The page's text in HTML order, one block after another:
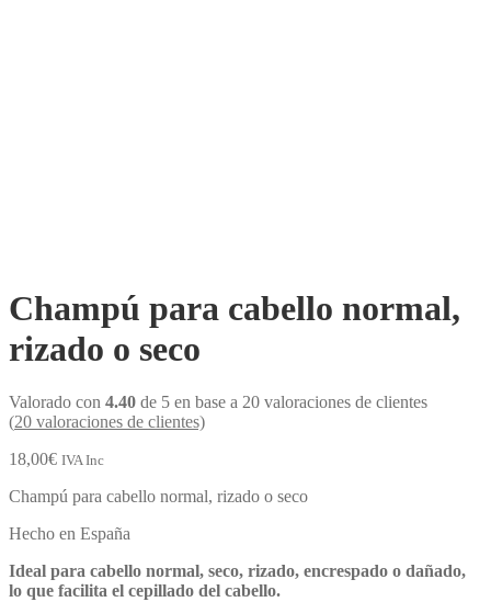
Champú para cabello normal,
rizado o seco
Valorado con 4.40 de 5 en base a 20 valoraciones de clientes
(20 valoraciones de clientes)
18,00€ IVA Inc
Champú para cabello normal, rizado o seco
Hecho en España
Ideal para cabello normal, seco, rizado, encrespado o dañado,
lo que facilita el cepillado del cabello.